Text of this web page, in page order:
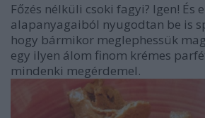
Főzés nélküli csoki fagyi? Igen! És
alapanyagaiból nyugodtan be is
hogy bármikor meglephessük
egy ilyen álom finom krémes
mindenki megérdemel.